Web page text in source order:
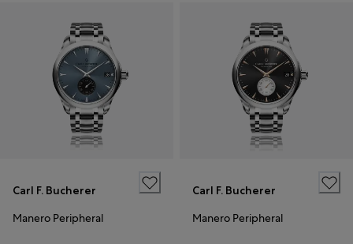
Carl F. Bucherer
Manero Peripheral
Carl F. Bucherer
Manero Peripheral